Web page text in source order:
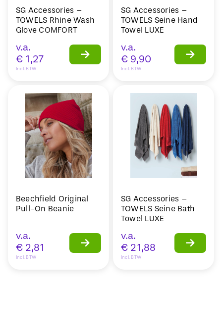
SG Accessories –
TOWELS Rhine Wash
Glove COMFORT
v.a.
€ 1,27
Incl. BTW
SG Accessories –
TOWELS Seine Hand
Towel LUXE
v.a.
€ 9,90
Incl. BTW
Beechfield Original
Pull-On Beanie
v.a.
€ 2,81
Incl. BTW
SG Accessories –
TOWELS Seine Bath
Towel LUXE
v.a.
€ 21,88
Incl. BTW